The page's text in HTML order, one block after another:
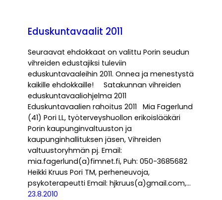
Eduskuntavaalit 2011
Seuraavat ehdokkaat on valittu Porin seudun
vihreiden edustajiksi tuleviin
eduskuntavaaleihin 2011. Onnea ja menestystä
kaikille ehdokkaille! Satakunnan vihreiden
eduskuntavaaliohjelma 2011
Eduskuntavaalien rahoitus 2011 Mia Fagerlund
(41) Pori LL, työterveyshuollon erikoislääkäri
Porin kaupunginvaltuuston ja
kaupunginhallituksen jäsen, Vihreiden
valtuustoryhmän pj. Email:
mia.fagerlund(a)fimnet.fi, Puh: 050-3685682
Heikki Kruus Pori TM, perheneuvoja,
psykoterapeutti Email: hjkruus(a)gmail.com,…
23.8.2010